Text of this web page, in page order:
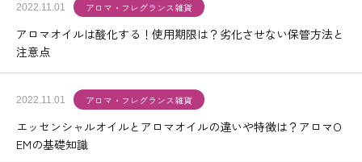
2022.11.01 アロマ・フレグランス雑貨
アロマオイルは酸化する！使用期限は？劣化させない保管方法と
注意点
2022.11.01 アロマ・フレグランス雑貨
エッセンシャルオイルとアロマオイルの違いや特徴は？アロマO
EMの基礎知識